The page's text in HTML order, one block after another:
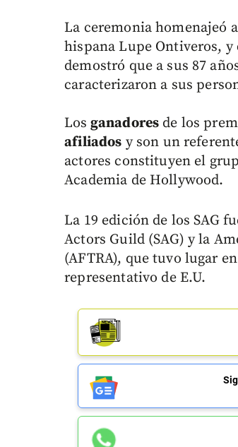
La ceremonia homenajeó
hispana Lupe Ontiveros,
demostró que a sus 87
caracterizaron a sus
Los ganadores de los
afiliados y son un
actores constituyen el
Academia de Hollywood.
La 19 edición de los SAG
Actors Guild (SAG) y la
(AFTRA), que tuvo lugar
representativo de E.U.